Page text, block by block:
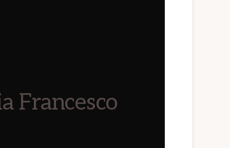
Francesco